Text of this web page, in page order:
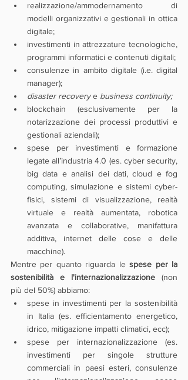
realizzazione/ammodernamento di
modelli organizzativi e gestionali in ottica
digitale;
investimenti in attrezzature tecnologiche,
programmi informatici e contenuti digitali;
consulenze in ambito digitale (i.e. digital
manager);
disaster recovery e business continuity;
blockchain (esclusivamente per la
notarizzazione dei processi produttivi e
gestionali aziendali);
spese per investimenti e formazione
legate all’industria 4.0 (es. cyber security,
big data e analisi dei dati, cloud e fog
computing, simulazione e sistemi cyber-
fisici, sistemi di visualizzazione, realtà
virtuale e realtà aumentata, robotica
avanzata e collaborative, manifattura
additiva, internet delle cose e delle
macchine).
Mentre per quanto riguarda le spese per la
sostenibilità e l'internazionalizzazione (non
più del 50%) abbiamo:
spese in investimenti per la sostenibilità
in Italia (es. efficientamento energetico,
idrico, mitigazione impatti climatici, ecc);
spese per internazionalizzazione (es.
investimenti per singole strutture
commerciali in paesi esteri, consulenze